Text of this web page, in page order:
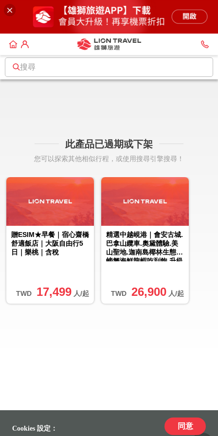
搜尋
此產品已過期或下架
您可以探索其他相似行程，或使用搜尋引擎搜尋！
TWD 17,499 人/起
贈ESIM★早餐｜宿心齋橋
舒適飯店｜大阪自由行5
日｜樂桃｜含稅
TWD 26,900 人/起
精選中越峴港｜會安古城.
巴拿山纜車.奧黛體驗.美
山聖地.迦南島椰林生態.
螃蟹海鮮龍蝦吃到飽.升級
Cookies 設定： 同意